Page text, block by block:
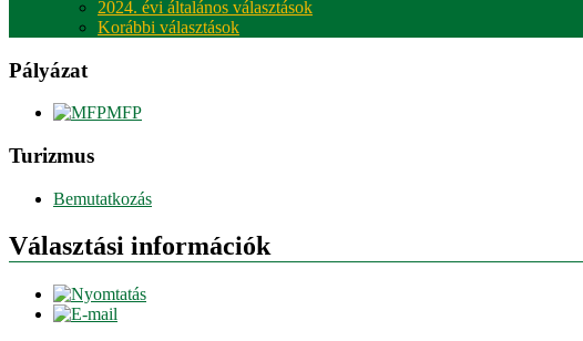
2024. évi általános választások
Korábbi választások
Pályázat
MFP
Turizmus
Bemutatkozás
Választási információk